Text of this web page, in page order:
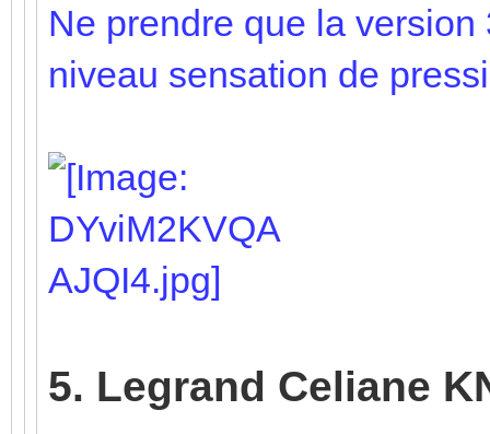
Ne prendre que la
niveau sensation de
5. Legrand Celiane